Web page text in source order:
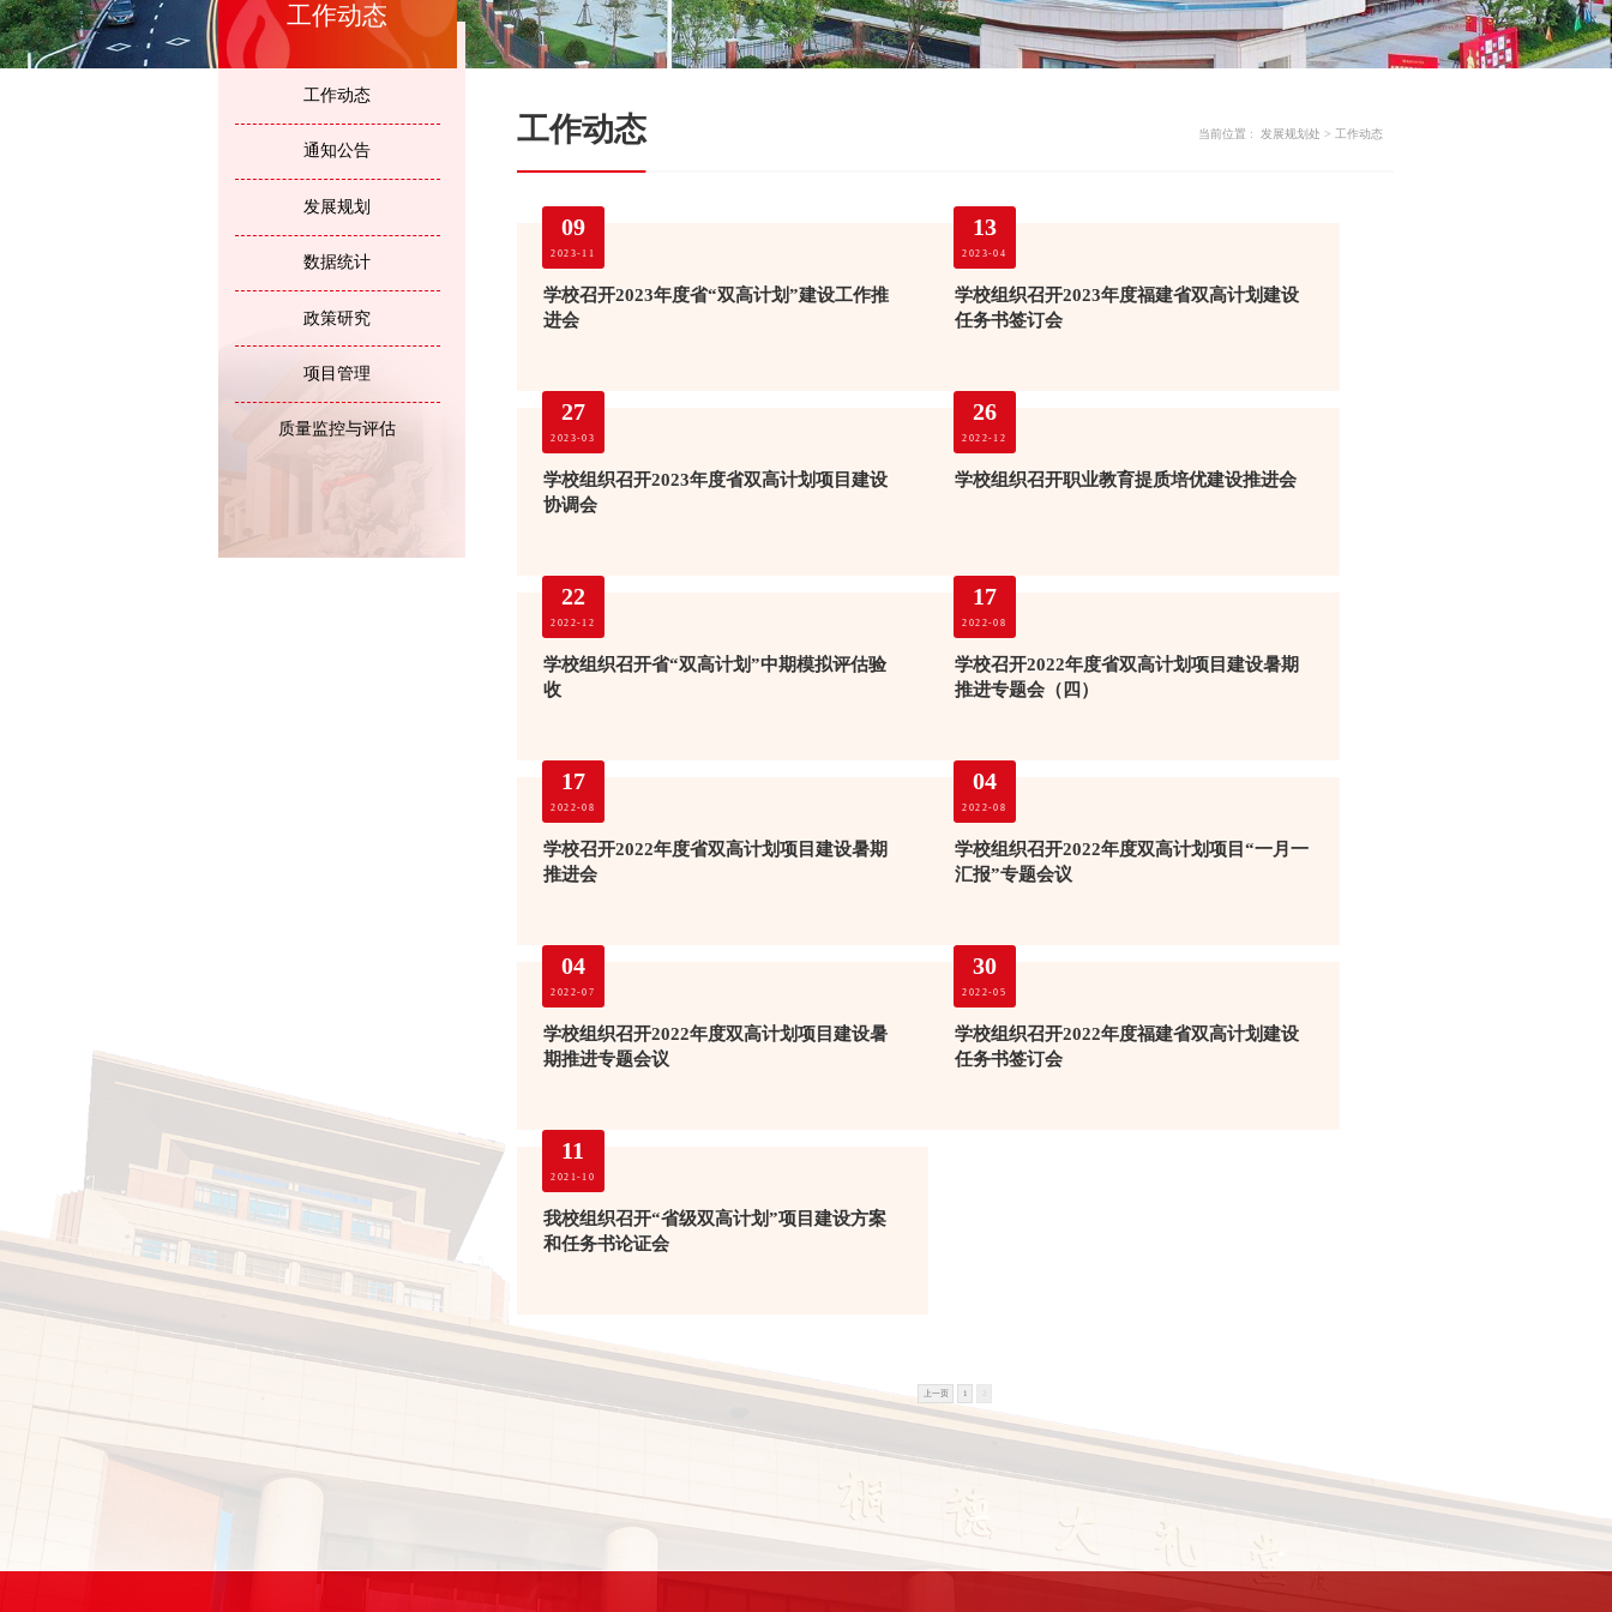
工作动态
工作动态
通知公告
发展规划
数据统计
政策研究
项目管理
质量监控与评估
当前位置 : 发展规划处 > 工作动态
工作动态
学校召开2023年度省“双高计划”建设工作推
进会
09
2023-11
学校组织召开2023年度福建省双高计划建设
任务书签订会
13
2023-04
学校组织召开2023年度省双高计划项目建设
协调会
27
2023-03
学校组织召开职业教育提质培优建设推进会
26
2022-12
学校组织召开省“双高计划”中期模拟评估验
收
22
2022-12
学校召开2022年度省双高计划项目建设暑期
推进专题会（四）
17
2022-08
学校召开2022年度省双高计划项目建设暑期
推进会
17
2022-08
学校组织召开2022年度双高计划项目“一月一
汇报”专题会议
04
2022-08
学校组织召开2022年度双高计划项目建设暑
期推进专题会议
04
2022-07
学校组织召开2022年度福建省双高计划建设
任务书签订会
30
2022-05
我校组织召开“省级双高计划”项目建设方案
和任务书论证会
11
2021-10
上一页 1